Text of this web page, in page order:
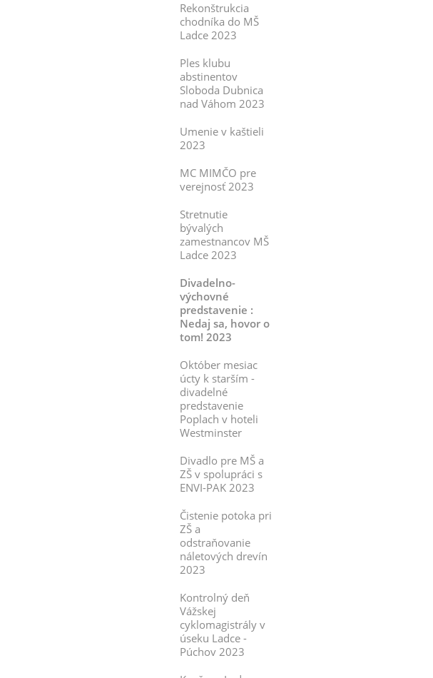
Rekonštrukcia
chodníka do MŠ
Ladce 2023
Ples klubu
abstinentov
Sloboda Dubnica
nad Váhom 2023
Umenie v kaštieli
2023
MC MIMČO pre
verejnosť 2023
Stretnutie
bývalých
zamestnancov MŠ
Ladce 2023
Divadelno-
výchovné
predstavenie :
Nedaj sa, hovor o
tom! 2023
Október mesiac
úcty k starším -
divadelné
predstavenie
Poplach v hoteli
Westminster
Divadlo pre MŠ a
ZŠ v spolupráci s
ENVI-PAK 2023
Čistenie potoka pri
ZŠ a
odstraňovanie
náletových drevín
2023
Kontrolný deň
Vážskej
cyklomagistrály v
úseku Ladce -
Púchov 2023